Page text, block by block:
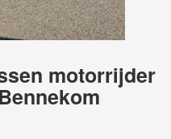
motorrijder